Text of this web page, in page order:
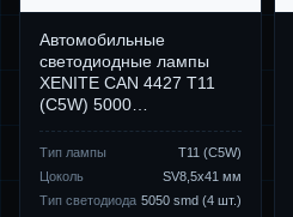
Автомобильные
светодиодные лампы
XENITE CAN 4427 Т11
(C5W) 5000…
Тип лампы
Т11 (C5W)
Цоколь
SV8,5x41 мм
Тип светодиода 5050 smd (4 шт.)